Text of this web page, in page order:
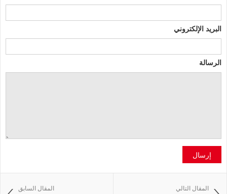
البريد الإلكتروني
الرسالة
إرسال
المقال السابق المقال التالي